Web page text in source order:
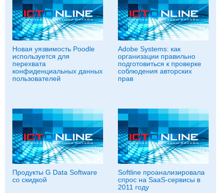
Новая уязвимость Poodle
используется для
перехвата
конфиденциальных данных
пользователей
Adobe Systems: как
организации правильно
подготовиться к проверке
соблюдения авторских
прав
Продукты G Data Software
со скидкой
Softline проанализировала
спрос на SaaS-сервисы в
2011 году